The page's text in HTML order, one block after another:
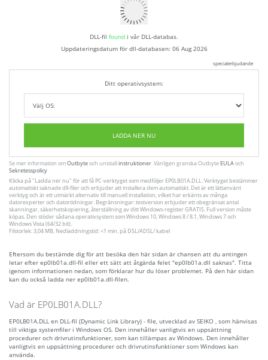
DLL-fil found i vår DLL-databas.
Uppdateringsdatum för dll-databasen: 06 Aug 2026
specialerbjudande
Ditt operativsystem:
LADDA NER NU
Se mer information omOutbyteoch unistallinstruktioner. Vänligen granska Outbyte EULAoch
Sekretesspolicy
Klicka på"Ladda ner nu" för att få PC-verktyget som medföljer EP0LB01A.DLL. Verktyget bestämmer
automatiskt saknade dll-filer och erbjuder att installera dem automatiskt. Det är ett lättanvänt
verktyg och är ett utmärkt alternativ till manuell installation, vilket har erkänts av många
datorexperter och datortidningar. Begränsningar: testversion erbjuder ett obegränsat antal
skanningar, säkerhetskopiering, återställning av ditt Windows-register GRATIS. Full version måste
köpas. Den stöder sådana operativsystem som Windows 10, Windows 8 / 8.1, Windows 7 och
Windows Vista (64/32 bit).
Filstorlek: 3,04 MB, Nedladdningstid: <1 min. på DSL/ADSL/ kabel
Eftersom du bestämde dig för att besöka den här sidan är chansen att du antingen
letar efter ep0lb01a.dll-fil eller ett sätt att åtgärda felet "ep0lb01a.dll saknas". Titta
igenom informationen nedan, som förklarar hur du löser problemet. På den här sidan
kan du också ladda ner ep0lb01a.dll-filen.
Vad är EP0LB01A.DLL?
EP0LB01A.DLL en DLL-fil (Dynamic Link Library) - file, utvecklad av SEIKO , som hänvisas
till viktiga systemfiler i Windows OS. Den innehåller vanligtvis en uppsättning
procedurer och drivrutinsfunktioner, som kan tillämpas av Windows. Den innehåller
vanligtvis en uppsättning procedurer och drivrutinsfunktioner som Windows kan
använda.